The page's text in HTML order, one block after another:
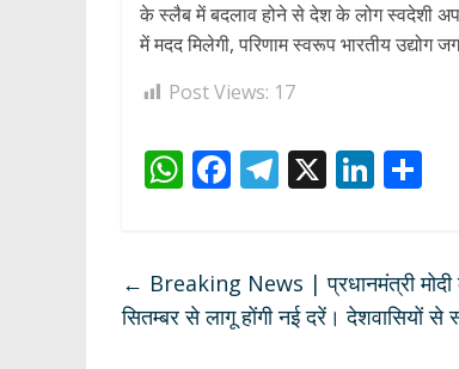
के स्लैब में बदलाव होने से देश के लोग स्वदेशी
में मदद मिलेगी, परिणाम स्वरूप भारतीय उद्योग
Post Views: 17
W
s
A
F
b
o
T
gr
a
X Li
e
dI
e
← Breaking News | प्रधानमंत्री मोदी
सितम्बर से लागू होंगी नई दरें। देशवासियों